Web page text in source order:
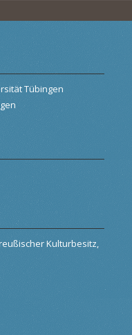
Tübingen
Kulturbesitz,